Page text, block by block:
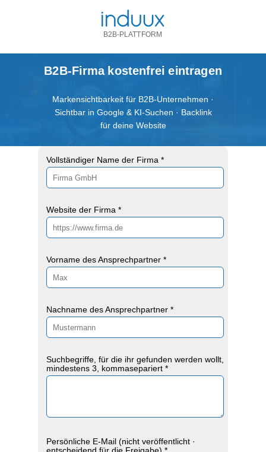
B2B-Firma kostenfrei eintragen
B2B-PLATTFORM
Vollständiger Name der Firma *
Website der Firma *
Vorname des Ansprechpartner *
Nachname des Ansprechpartner *
Suchbegriffe, für die ihr gefunden werden wollt,
mindestens 3, kommasepariert *
Persönliche E-Mail (nicht veröffentlicht ·
Markensichtbarkeit für B2B-Unternehmen ·
Sichtbar in Google & KI-Suchen · Backlink
für deine Website